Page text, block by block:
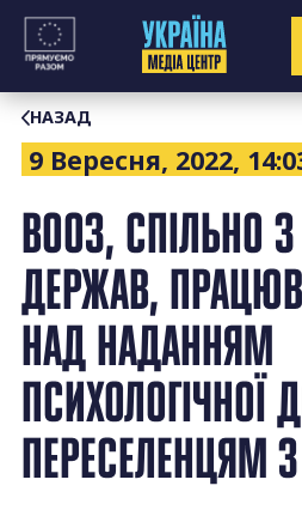
Перейти
контенту
НАЗАД
9 Вересня, 2022,
ВООЗ, СПІЛЬНО
ДЕРЖАВ,
НАД НАДАННЯМ
ПСИХОЛОГІЧНОЇ
ПЕРЕСЕЛЕНЦЯМ З